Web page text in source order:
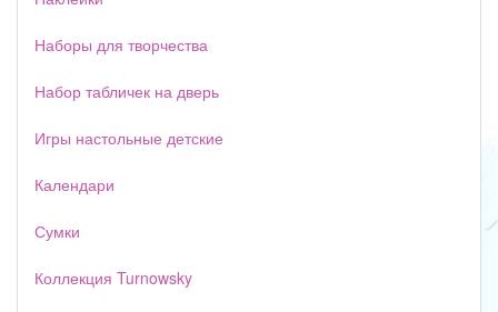
Наборы для творчества
Набор табличек на дверь
Игры настольные детские
Календари
Сумки
Коллекция Turnowsky